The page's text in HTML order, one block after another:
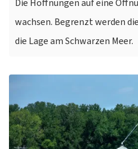
Die Hoffnungen auf eine
wachsen. Begrenzt werden
die Lage am Schwarzen Meer.